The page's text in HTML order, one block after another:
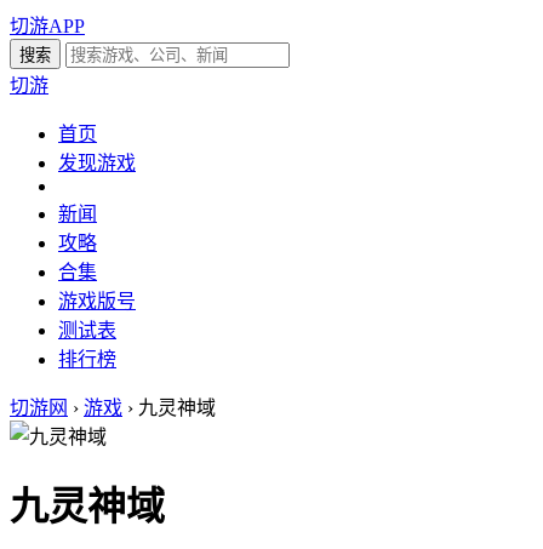
切游APP
切游
首页
发现游戏
新闻
攻略
合集
游戏版号
测试表
排行榜
切游网 › 游戏 › 九灵神域
九灵神域